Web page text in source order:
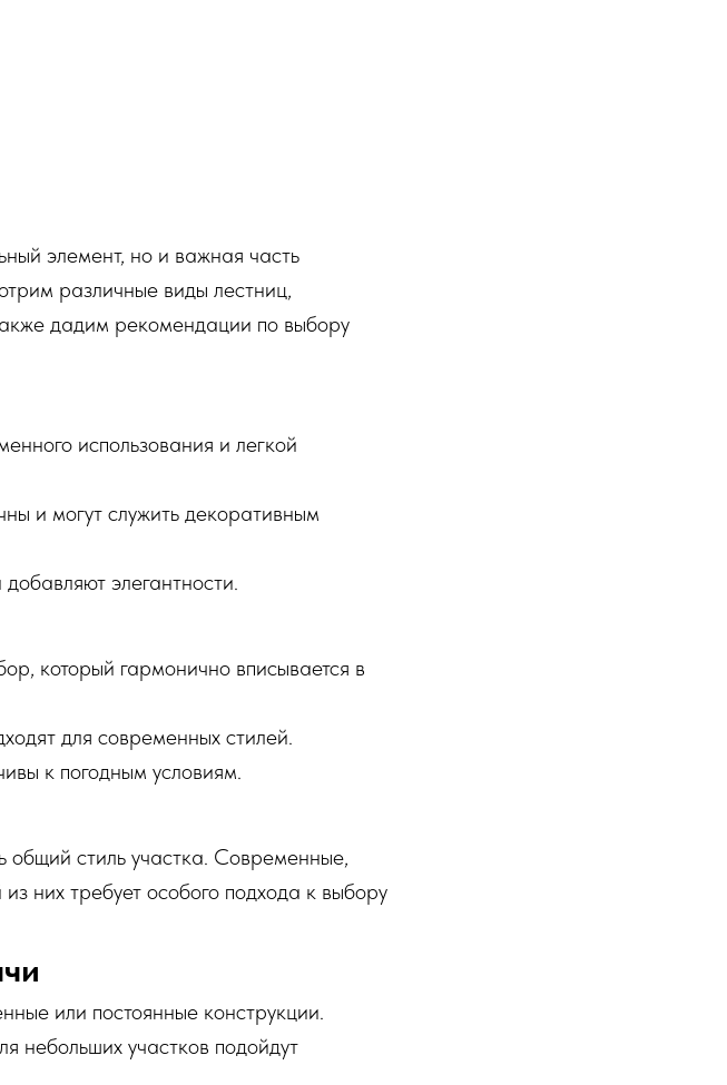
элемент, но и важная часть
различные виды лестниц,
дадим рекомендации по выбору
использования и легкой
и могут служить декоративным
элегантности.
который гармонично вписывается в
для современных стилей.
к погодным условиям.
общий стиль участка. Современные,
них требует особого подхода к выбору
или постоянные конструкции.
небольших участков подойдут